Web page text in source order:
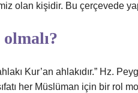
olan kişidir. Bu çerçevede
Kur’an ahlakıdır.” Hz.
her Müslüman için bir rol